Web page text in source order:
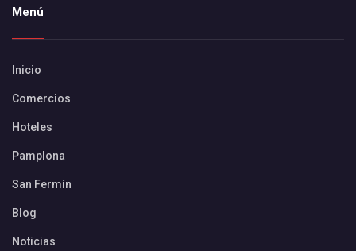
Menú
Inicio
Comercios
Hoteles
Pamplona
San Fermín
Blog
Noticias